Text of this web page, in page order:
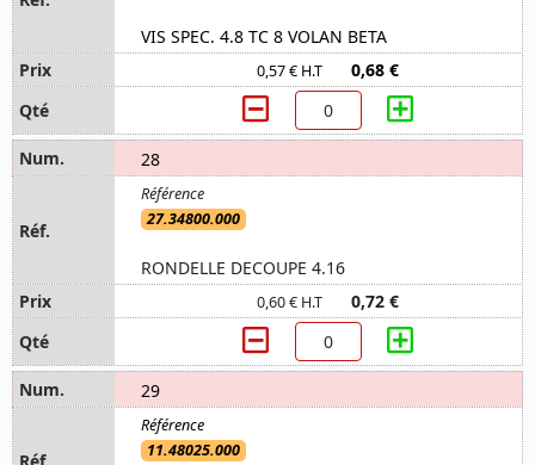
VIS SPEC. 4.8 TC 8 VOLAN BETA
0,57 € H.T 0,68 €
28
27.34800.000
RONDELLE DECOUPE 4.16
0,60 € H.T 0,72 €
29
11.48025.000